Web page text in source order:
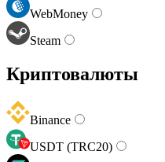
WebMoney
Steam
Криптовалюты
Binance
USDT (TRC20)